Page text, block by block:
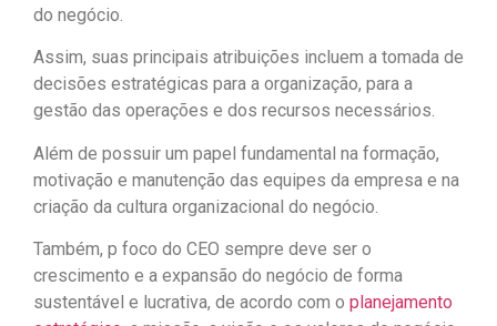
do negócio.
Assim, suas principais atribuições incluem a tomada de
decisões estratégicas para a organização, para a
gestão das operações e dos recursos necessários.
Além de possuir um papel fundamental na formação,
motivação e manutenção das equipes da empresa e na
criação da cultura organizacional do negócio.
Também, p foco do CEO sempre deve ser o
crescimento e a expansão do negócio de forma
sustentável e lucrativa, de acordo com o planejamento